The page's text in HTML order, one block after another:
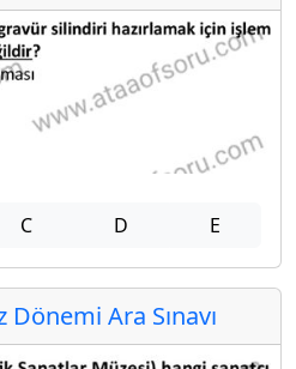
C D E
Ara Sınavı